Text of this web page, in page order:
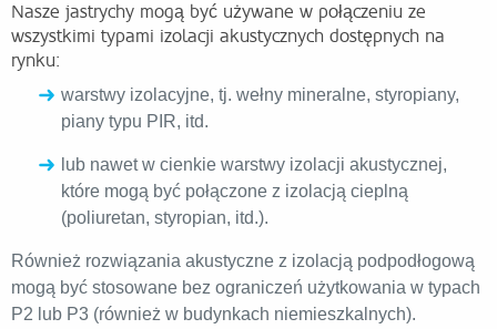
Nasze jastrychy mogą być używane w połączeniu ze
wszystkimi typami izolacji akustycznych dostępnych na
rynku:
warstwy izolacyjne, tj. wełny mineralne, styropiany,
piany typu PIR, itd.
lub nawet w cienkie warstwy izolacji akustycznej,
które mogą być połączone z izolacją cieplną
(poliuretan, styropian, itd.).
Również rozwiązania akustyczne z izolacją podpodłogową
mogą być stosowane bez ograniczeń użytkowania w typach
P2 lub P3 (również w budynkach niemieszkalnych).